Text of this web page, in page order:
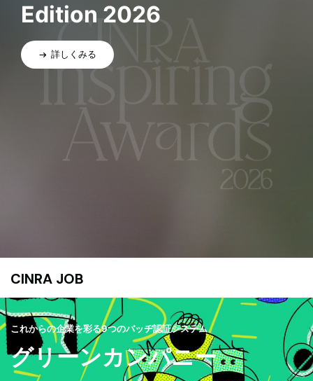
Edition 2026
詳しくみる
CINRA JOB
これからの企業を彩る9つのバッヂ認証システム
グリーンカンパニー